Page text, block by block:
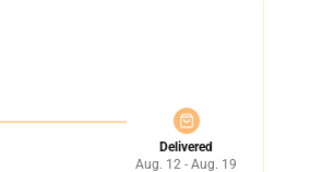
Delivered
Aug. 12 - Aug. 19